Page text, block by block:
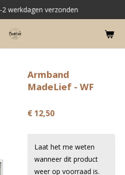
werkdagen verzonden
Armband
MadeLief - WF
€ 12,50
Laat het me weten
wanneer dit product
weer op voorraad is.